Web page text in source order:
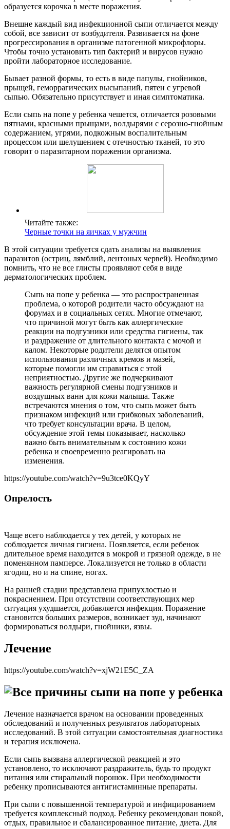
образуется корочка в месте поражения.
Внешне каждый вид инфекционной сыпи отличается между
собой, все зависит от возбудителя. Развивается на фоне
прогрессирования в организме патогенной микрофлоры.
Чтобы точно установить тип бактерий и вирусов нужно
пройти лабораторное исследование.
Бывает разной формы, то есть в виде папулы, гнойников,
прыщей, геморрагических высыпаний, пятен с угревой
сыпью. Обязательно присутствует и иная симптоматика.
Если сыпь на попе у ребенка чешется, отличается розовыми
пятнами, красными прыщами, волдырями с серозно-гнойным
содержанием, угрями, подкожным воспалительным
процессом или шелушением с отечностью тканей, то это
говорит о паразитарном поражении организма.
Читайте также:
Черные точки на яичках у мужчин
В этой ситуации требуется сдать анализы на выявления
паразитов (остриц, лямблий, лентоных червей). Необходимо
помнить, что не все глисты проявляют себя в виде
дерматологических проблем.
Сыпь на попе у ребенка — это распространенная
проблема, о которой родители часто обсуждают на
форумах и в социальных сетях. Многие отмечают,
что причиной могут быть как аллергические
реакции на подгузники или средства гигиены, так
и раздражение от длительного контакта с мочой и
калом. Некоторые родители делятся опытом
использования различных кремов и мазей,
которые помогли им справиться с этой
неприятностью. Другие же подчеркивают
важность регулярной смены подгузников и
воздушных ванн для кожи малыша. Также
встречаются мнения о том, что сыпь может быть
признаком инфекций или грибковых заболеваний,
что требует консультации врача. В целом,
обсуждение этой темы показывает, насколько
важно быть внимательным к состоянию кожи
ребенка и своевременно реагировать на
изменения.
https://youtube.com/watch?v=9u3tce0KQyY
Опрелость
Чаще всего наблюдается у тех детей, у которых не
соблюдается личная гигиена. Появляется, если ребенок
длительное время находится в мокрой и грязной одежде, в не
поменянном памперсе. Локализуется не только в области
ягодиц, но и на спине, ногах.
На ранней стадии представлена припухлостью и
покраснением. При отсутствии соответствующих мер
ситуация ухудшается, добавляется инфекция. Поражение
становится больших размеров, возникает зуд, начинают
формироваться волдыри, гнойники, язвы.
Лечение
https://youtube.com/watch?v=xjW21E5C_ZA
Лечение назначается врачом на основании проведенных
обследований и полученных результатов лабораторных
исследований. В этой ситуации самостоятельная диагностика
и терапия исключена.
Если сыпь вызвана аллергической реакцией и это
установлено, то исключают раздражитель, будь то продукт
питания или стиральный порошок. При необходимости
ребенку прописываются антигистаминные препараты.
При сыпи с повышенной температурой и инфицированием
требуется комплексный подход. Ребенку рекомендован покой,
отдых, правильное и сбалансированное питание, диета. Для